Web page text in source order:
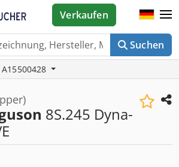
Suchen
Verkaufen
8S.245 Dyna-